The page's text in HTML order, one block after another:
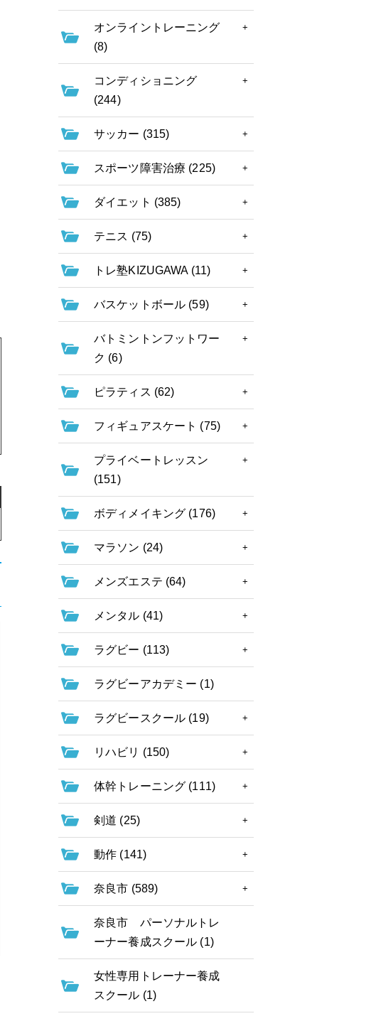
オンライントレーニング
(8)
コンディショニング
(244)
サッカー (315)
スポーツ障害治療 (225)
ダイエット (385)
テニス (75)
トレ塾KIZUGAWA (11)
バスケットボール (59)
バトミントンフットワー
ク (6)
ピラティス (62)
フィギュアスケート (75)
プライベートレッスン
(151)
ボディメイキング (176)
マラソン (24)
メンズエステ (64)
メンタル (41)
ラグビー (113)
ラグビーアカデミー (1)
ラグビースクール (19)
リハビリ (150)
体幹トレーニング (111)
剣道 (25)
動作 (141)
奈良市 (589)
奈良市 パーソナルトレ
ーナー養成スクール (1)
女性専用トレーナー養成
スクール (1)